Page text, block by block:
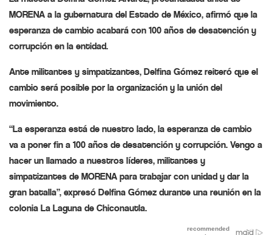
MORENA a la gubernatura del Estado de México, afirmó que la
esperanza de cambio acabará con 100 años de desatención y
corrupción en la entidad.
Ante militantes y simpatizantes, Delfina Gómez reiteró que el
cambio será posible por la organización y la unión del
movimiento.
“La esperanza está de nuestro lado, la esperanza de cambio
va a poner fin a 100 años de desatención y corrupción. Vengo a
hacer un llamado a nuestros líderes, militantes y
simpatizantes de MORENA para trabajar con unidad y dar la
gran batalla”, expresó Delfina Gómez durante una reunión en la
colonia La Laguna de Chiconautla.